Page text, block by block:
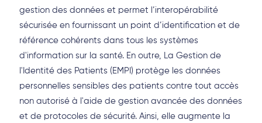
gestion des données et permet l’interopérabilité
sécurisée en fournissant un point d’identification et de
référence cohérents dans tous les systèmes
d'information sur la santé. En outre, La Gestion de
l'Identité des Patients (EMPI) protège les données
personnelles sensibles des patients contre tout accès
non autorisé à l'aide de gestion avancée des données
et de protocoles de sécurité. Ainsi, elle augmente la